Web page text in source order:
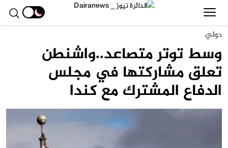
دولي
وسط توتر متصاعد..واشنطن
تعلق مشاركتها في مجلس
الدفاع المشترك مع كندا